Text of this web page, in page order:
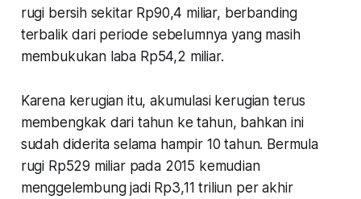
rugi bersih sekitar Rp90,4 miliar, berbanding
terbalik dari periode sebelumnya yang masih
membukukan laba Rp54,2 miliar.
Karena kerugian itu, akumulasi kerugian terus
membengkak dari tahun ke tahun, bahkan ini
sudah diderita selama hampir 10 tahun. Bermula
rugi Rp529 miliar pada 2015 kemudian
menggelembung jadi Rp3,11 triliun per akhir